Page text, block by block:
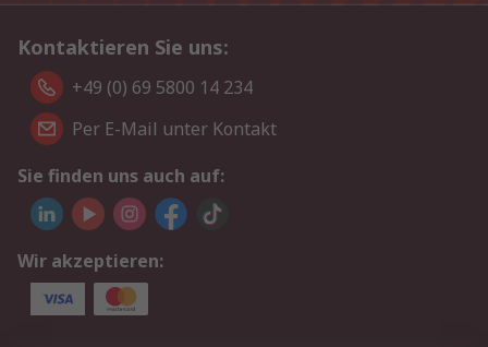
Kontaktieren Sie uns:
+49 (0) 69 5800 14 234
Per E-Mail unter Kontakt
Sie finden uns auch auf:
Wir akzeptieren: